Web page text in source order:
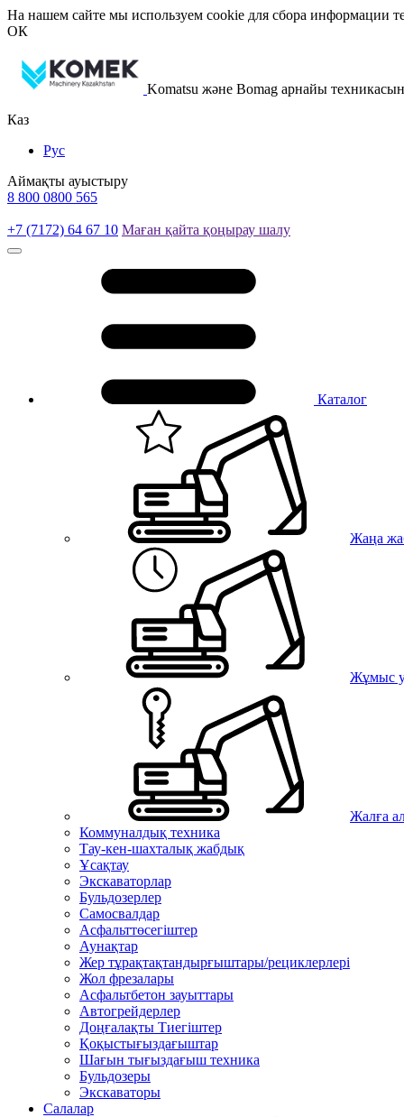
На нашем сайте мы используем cookie для сбора информации
ОК
Komatsu және Bomag арнайы
Каз
Рус
Аймақты ауыстыру
8 800 0800 565
+7 (7172) 64 67 10 Маған қайта қоңырау шалу
Каталог
Жаңа
Жұмыс
Жалға
Коммуналдық техника
Тау-кен-шахталық жабдық
Ұсақтау
Экскаваторлар
Бульдозерлер
Самосвалдар
Асфальттөсегіштер
Аунақтар
Жер тұрақтақтандырғыштары/рециклерлері
Жол фрезалары
Асфальтбетон зауыттары
Автогрейдерлер
Доңғалақты Тиегіштер
Қоқыстығыздағыштар
Шағын тығыздағыш техника
Бульдозеры
Экскаваторы
Салалар